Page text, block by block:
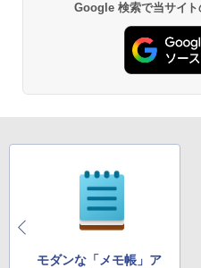
Google 検索で当サイ
モダンな「メモ帳」ア